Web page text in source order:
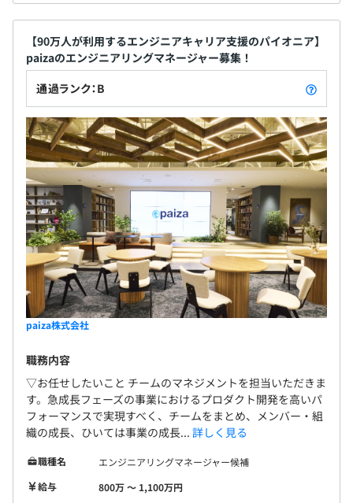
【90万人が利用するエンジニアキャリア支援のパイオニア】
paizaのエンジニアリングマネージャー募集！
通過ランク：B
paiza株式会社
職務内容
▽お任せしたいこと チームのマネジメントを担当いただきま
す。急成長フェーズの事業におけるプロダクト開発を高いパ
フォーマンスで実現すべく、チームをまとめ、メンバー・組
織の成長、ひいては事業の成長... 詳しく見る
職種名
エンジニアリングマネージャー候補
給与
800万 〜 1,100万円